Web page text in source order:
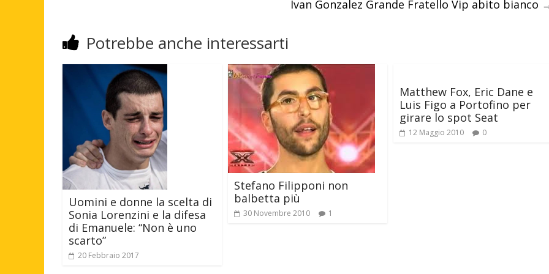
Ivan Gonzalez Grande Fratello Vip abito bianco
Potrebbe anche interessarti
Uomini e donne la scelta di
Sonia Lorenzini e la difesa
di Emanuele: “Non è uno
scarto”
20 Febbraio 2017
Stefano Filipponi non
balbetta più
30 Novembre 2010 1
Matthew Fox, Eric Dane e
Luis Figo a Portofino per
girare lo spot Seat
12 Maggio 2010 0